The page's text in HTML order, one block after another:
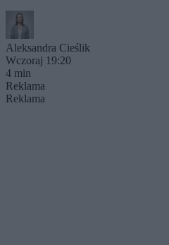
Aleksandra Cieślik
Wczoraj 19:20
4 min
Reklama
Reklama